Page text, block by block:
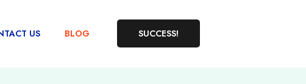
US BLOG SUCCESS!